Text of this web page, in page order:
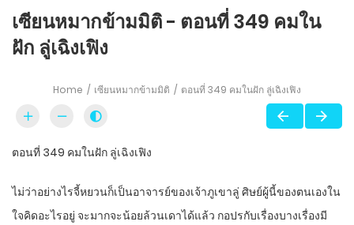
เซียนหมากข้ามมิติ - ตอนที่ 349 คมใน
ฝัก ลู่เฉิงเฟิง
Home เซียนหมากข้ามมิติ ตอนที่ 349 คมในฝัก ลู่เฉิงเฟิง
ตอนที่ 349 คมในฝัก ลู่เฉิงเฟิง
ไม่ว่าอย่างไรจี้หยวนก็เป็นอาจารย์ของเจ้าภูเขาลู่ ศิษย์ผู้นี้ของตนเองใน
ใจคิดอะไรอยู่ จะมากจะน้อยล้วนเดาได้แล้ว กอปรกับเรื่องบางเรื่องมี